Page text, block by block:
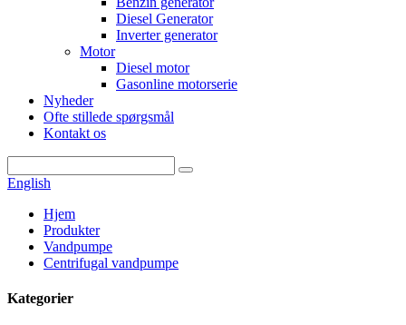
Diesel Generator
Inverter generator
Motor
Diesel motor
Gasonline motorserie
Nyheder
Ofte stillede spørgsmål
Kontakt os
English
Hjem
Produkter
Vandpumpe
Centrifugal vandpumpe
Kategorier